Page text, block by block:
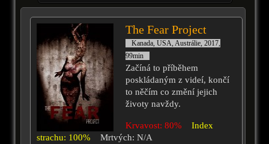
The Fear Project
Kanada, USA, Austrálie, 2017,
99min
Začíná to příběhem
poskládaným z videí, končí
to něčím co změní jejich
životy navždy.
Krvavost: 80%
Index
strachu: 100%
Mrtvých: N/A